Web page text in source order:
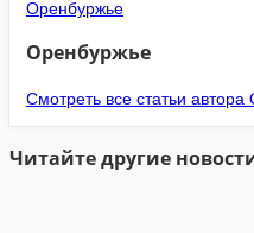
Оренбуржье
Смотреть все статьи
Читайте другие